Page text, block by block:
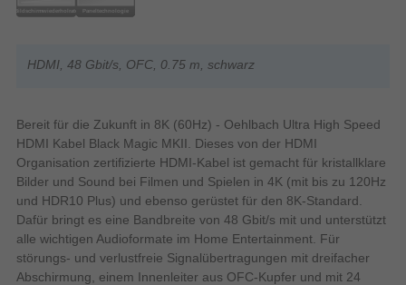
HDMI, 48 Gbit/s, OFC, 0.75 m, schwarz
Bereit für die Zukunft in 8K (60Hz) - Oehlbach Ultra High Speed
HDMI Kabel Black Magic MKII. Dieses von der HDMI
Organisation zertifizierte HDMI-Kabel ist gemacht für kristallklare
Bilder und Sound bei Filmen und Spielen in 4K (mit bis zu 120Hz
und HDR10 Plus) und ebenso gerüstet für den 8K-Standard.
Dafür bringt es eine Bandbreite von 48 Gbit/s mit und unterstützt
alle wichtigen Audioformate im Home Entertainment. Für
störungs- und verlustfreie Signalübertragungen mit dreifacher
Abschirmung, einem Innenleiter aus OFC-Kupfer und mit 24